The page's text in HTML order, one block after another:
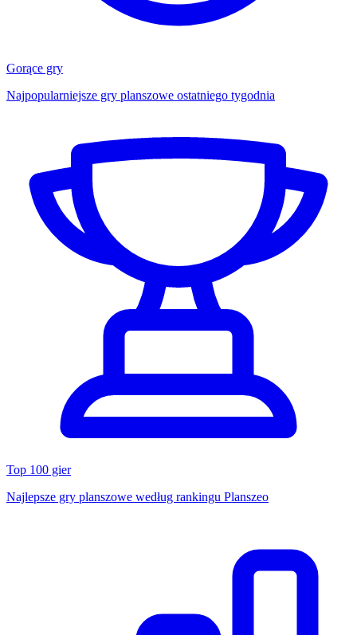
Gorące gry
Najpopularniejsze gry planszowe ostatniego tygodnia
Top 100 gier
Najlepsze gry planszowe według rankingu Planszeo